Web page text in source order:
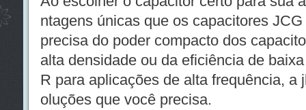
ntagens únicas que os capacitores
precisa do poder compacto dos
alta densidade ou da eficiência de
R para aplicações de alta frequência, a
oluções que você precisa.